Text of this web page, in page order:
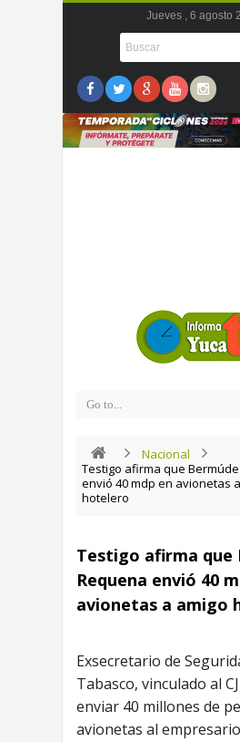
Jueves , 6 agosto
Nacional
Testigo afirma que
envió 40 mdp en avionetas
hotelero
Testigo afirma que
Requena envió 40
avionetas a amigo
Exsecretario de
Tabasco, vinculado al
enviar 40 millones de
avionetas al